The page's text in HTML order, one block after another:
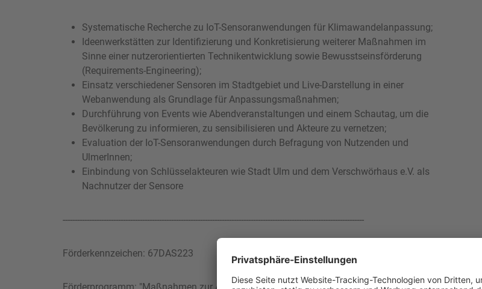
Systematische Recherche zu IoT-Sensoranwendungen für Klimawandelanpassung;
Ideenwerkstätten zur Identifizierung und Konkretisierung weiterer Maßnahmen im
Sinne einer nutzerorientierten Technikentwicklung sowie Bewusstseinsförderung
(Requirements-Engineering);
Einsatz verschiedener Sensoren im Stadtgebiet und Live-Darstellung in einer
Webanwendung als Grundlage für Anpassungsmaßnahmen;
Durchführung von Events wie Abendveranstaltungen und einem Schautag, um die
Bevölkerung zu informieren, zu sensibilisieren und Akteure zu vernetzen;
Evaluation der IoT-Sensoranwendungen durch Befragung von Nutzenden und
UlmerInnen;
Einbindung von Schlüsselakteuren wie Stadt Ulm und dem Verschwörhaus e.V. als
Nachnutzer der Sensore
-----------------------------------------------------------------------------------------------------------------------------
Förderkennzeichen: 67DAS223
Förderprogramm: "Maßnahmen zur Anpassung an den Klimawandel" des